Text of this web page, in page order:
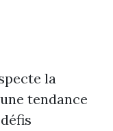
la
tendance